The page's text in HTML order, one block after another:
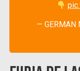
— GERMAN